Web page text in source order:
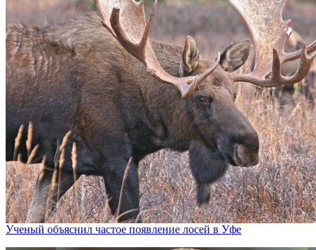
Ученый объяснил частое появление лосей в Уфе